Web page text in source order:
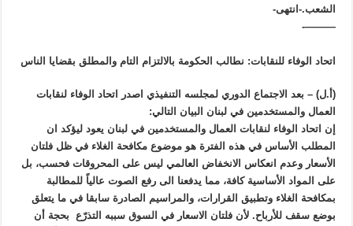
الشعب.-انتهى-
———-
اتحاد الوفاء للنقابات: نطالب الحكومة بالالتزام التام والمطلق بقضايا الناس
(أ.ل) – بعد الاجتماع الدوري لمجلسه التنفيذي اصدر اتحاد الوفاء لنقابات
العمال والمستخدمين في لبنان البيان التالي:
إن اتحاد الوفاء لنقابات العمال والمستخدمين في لبنان يعود ليؤكد ان
المطلب الأساس في هذه الفترة هو موضوع مكافحة الغلاء في ظل فلتان
الأسعار وعدم انعكاس الانخفاض العالمي ليس على المحروقات فحسب، بل
على المواد الأساسية كافة، مما يدفعنا الى رفع الصوت عالياً للمطالبة
بمكافحة الغلاء وتطبيق القرارات، والمراسيم الصادرة سابقا في ما يتعلق
بوضع سقف للأرباح. لأن فلتان الاسعار في السوق سببه التذرّع بحجة أن